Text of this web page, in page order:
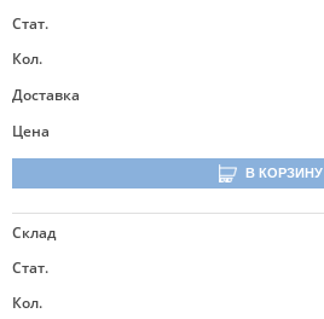
Стат.
Кол.
Доставка
Цена
В КОРЗИНУ
Склад
Стат.
Кол.